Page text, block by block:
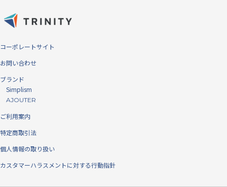
コーポレートサイト
お問い合わせ
ブランド
Simplism
AJOUTER
ご利用案内
特定商取引法
個人情報の取り扱い
カスタマーハラスメントに対する行動指針